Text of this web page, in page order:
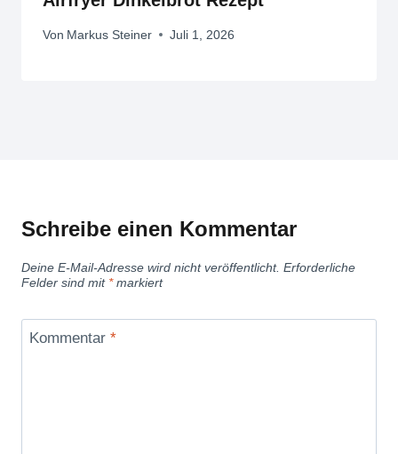
Von Markus Steiner Juli 1, 2026
Schreibe einen Kommentar
Deine E-Mail-Adresse wird nicht veröffentlicht. Erforderliche
Felder sind mit *markiert
Kommentar *